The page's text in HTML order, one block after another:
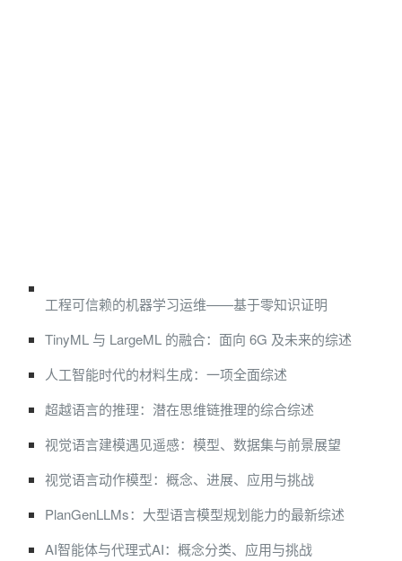
工程可信赖的机器学习运维——基于零知识证明
TinyML 与 LargeML 的融合：面向 6G 及未来的综述
人工智能时代的材料生成：一项全面综述
超越语言的推理：潜在思维链推理的综合综述
视觉语言建模遇见遥感：模型、数据集与前景展望
视觉语言动作模型：概念、进展、应用与挑战
PlanGenLLMs：大型语言模型规划能力的最新综述
AI智能体与代理式AI：概念分类、应用与挑战